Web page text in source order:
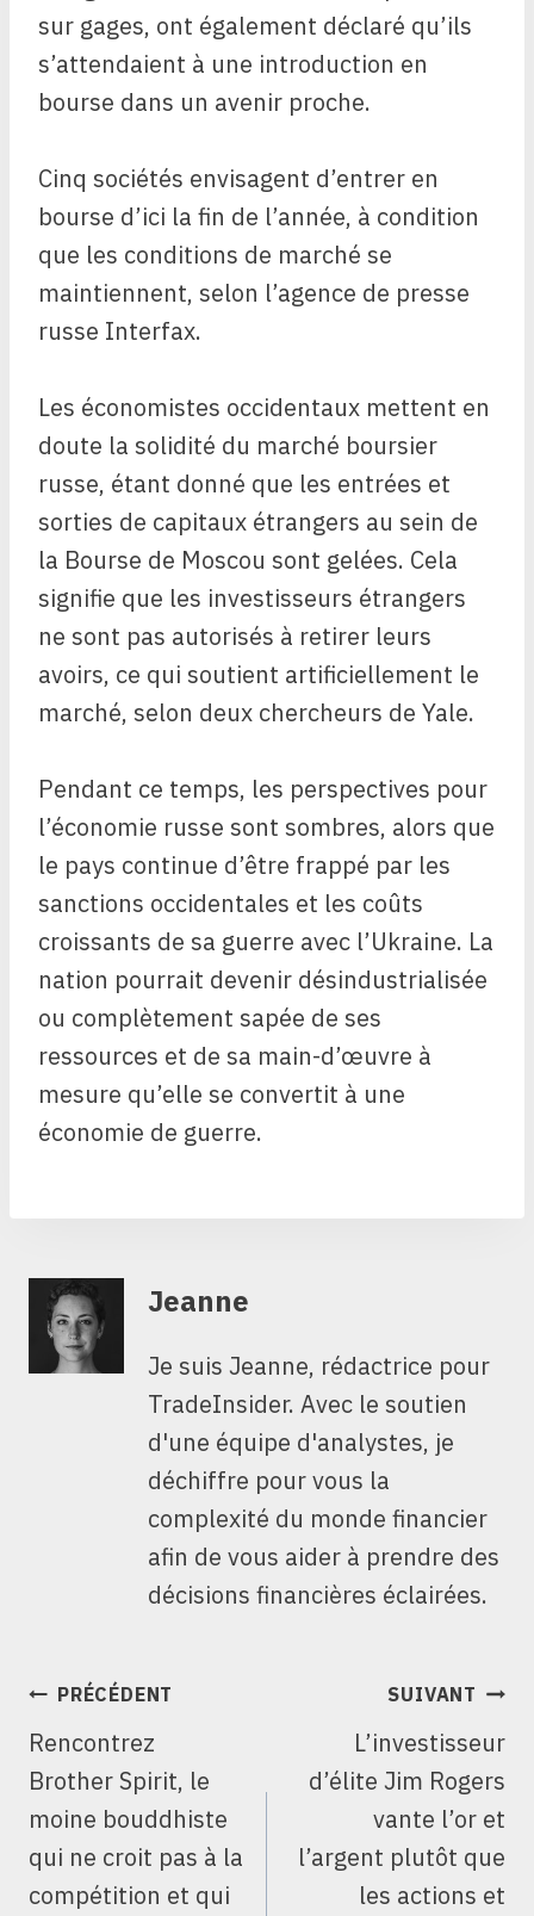
sur gages, ont également déclaré qu’ils
s’attendaient à une introduction en
bourse dans un avenir proche.
Cinq sociétés envisagent d’entrer en
bourse d’ici la fin de l’année, à condition
que les conditions de marché se
maintiennent, selon l’agence de presse
russe Interfax.
Les économistes occidentaux mettent en
doute la solidité du marché boursier
russe, étant donné que les entrées et
sorties de capitaux étrangers au sein de
la Bourse de Moscou sont gelées. Cela
signifie que les investisseurs étrangers
ne sont pas autorisés à retirer leurs
avoirs, ce qui soutient artificiellement le
marché, selon deux chercheurs de Yale.
Pendant ce temps, les perspectives pour
l’économie russe sont sombres, alors que
le pays continue d’être frappé par les
sanctions occidentales et les coûts
croissants de sa guerre avec l’Ukraine. La
nation pourrait devenir désindustrialisée
ou complètement sapée de ses
ressources et de sa main-d’œuvre à
mesure qu’elle se convertit à une
économie de guerre.
Jeanne
Je suis Jeanne, rédactrice pour
TradeInsider. Avec le soutien
d'une équipe d'analystes, je
déchiffre pour vous la
complexité du monde financier
afin de vous aider à prendre des
décisions financières éclairées.
NAVIGATION
L’ARTICLE
PRÉCÉDENT
Rencontrez
Brother Spirit, le
moine bouddhiste
qui ne croit pas à la
compétition et qui
SUIVANT
L’investisseur
d’élite Jim Rogers
vante l’or et
l’argent plutôt que
les actions et